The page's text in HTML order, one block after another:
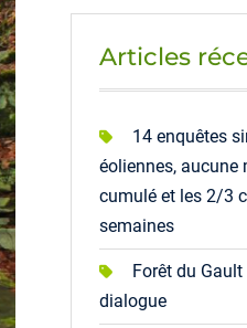
Articles
14 enquêtes
éoliennes, aucune
cumulé et les 2/3
semaines
Forêt du Gault
dialogue